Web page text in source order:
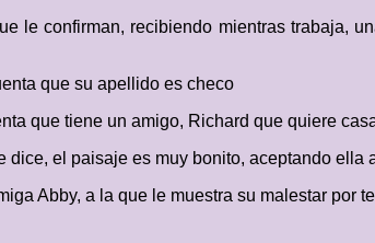
le confirman, recibiendo mientras trabaja,
que su apellido es checo
que tiene un amigo, Richard que quiere
el paisaje es muy bonito, aceptando ella
Abby, a la que le muestra su malestar por